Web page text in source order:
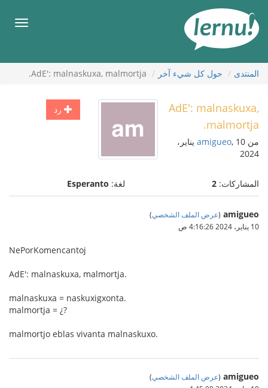
المحتويات
قائمة
المنتدى حول كل شيء آخر AdE': malnaskuxa, malmortja.
رد
AdE': malnaskuxa,
malmortja.
من amigueo , 10 يناير،
2024
المشاركات: 2 لغة: Esperanto
amigueo
(عرض الملف الشخصي)
10 يناير، 2024 4:16:26 ص
NePorKomencantoj
AdE': malnaskuxa, malmortja.
malnaskuxa = naskuxigxonta.
malmortja = ¿?
malmortjo eblas vivanta malnaskuxo.
amigueo
(عرض الملف الشخصي)